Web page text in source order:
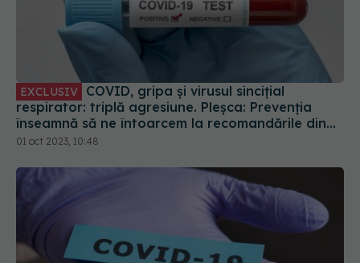
EXCLUSIV
respirator: triplă agresiune. Pleșca: Prevenția
înseamnă să ne întoarcem la recomandările din
timpul pandemiei!
01 oct 2023, 10:48